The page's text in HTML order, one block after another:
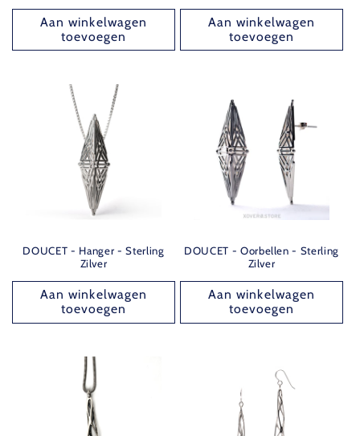
Aan winkelwagen
toevoegen
Aan winkelwagen
toevoegen
DOUCET - Hanger - Sterling
Zilver
Aan winkelwagen
toevoegen
DOUCET - Oorbellen - Sterling
Zilver
Aan winkelwagen
toevoegen